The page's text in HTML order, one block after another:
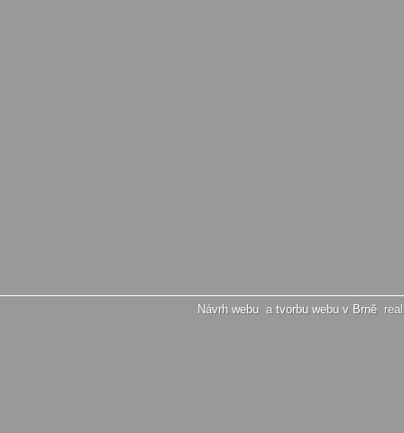
Návrh webu a tvorbu webu v Brně